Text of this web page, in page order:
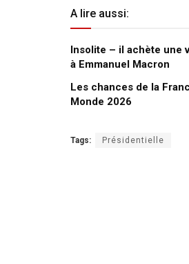
A lire aussi:
Insolite – il achète une
à Emmanuel Macron
Les chances de la
Monde 2026
Tags: Présidentielle